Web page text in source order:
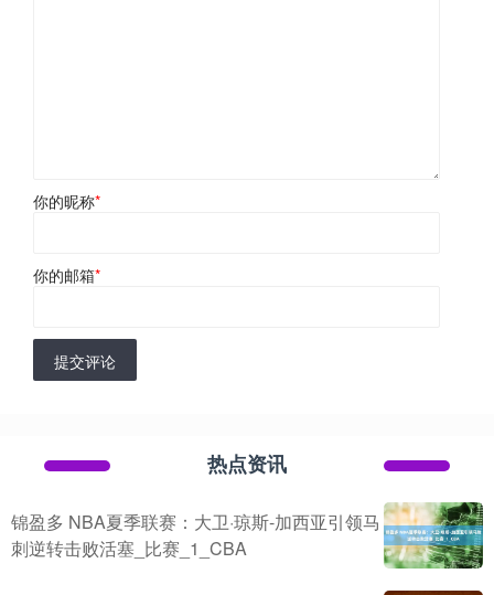
你的昵称*
你的邮箱*
提交评论
热点资讯
锦盈多 NBA夏季联赛：大卫·琼斯-加西亚引领马
刺逆转击败活塞_比赛_1_CBA